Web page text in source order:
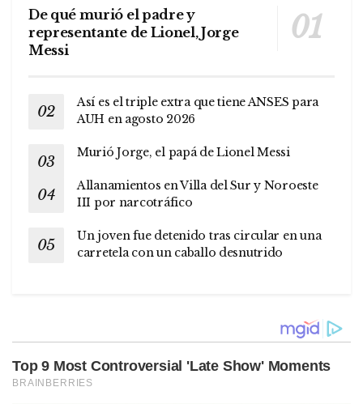
De qué murió el padre y
representante de Lionel, Jorge
Messi
Así es el triple extra que tiene ANSES para
AUH en agosto 2026
Murió Jorge, el papá de Lionel Messi
Allanamientos en Villa del Sur y Noroeste
III por narcotráfico
Un joven fue detenido tras circular en una
carretela con un caballo desnutrido